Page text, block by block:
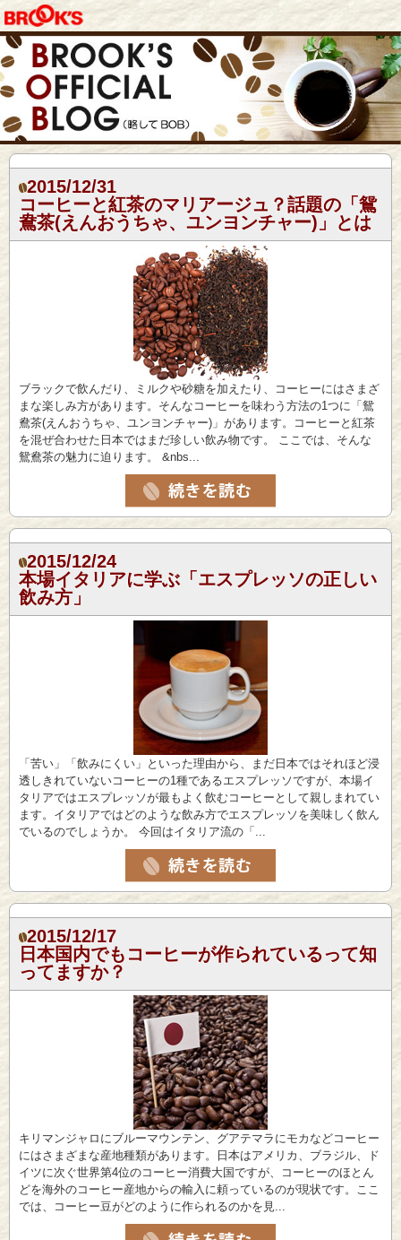
2015/12/31
コーヒーと紅茶のマリアージュ？話題の「鴛
鴦茶(えんおうちゃ、ユンヨンチャー)」とは
ブラックで飲んだり、ミルクや砂糖を加えたり、コーヒーにはさまざ
まな楽しみ方があります。そんなコーヒーを味わう方法の1つに「鴛
鴦茶(えんおうちゃ、ユンヨンチャー)」があります。コーヒーと紅茶
を混ぜ合わせた日本ではまだ珍しい飲み物です。 ここでは、そんな
鴛鴦茶の魅力に迫ります。 &nbs...
2015/12/24
本場イタリアに学ぶ「エスプレッソの正しい
飲み方」
「苦い」「飲みにくい」といった理由から、まだ日本ではそれほど浸
透しきれていないコーヒーの1種であるエスプレッソですが、本場イ
タリアではエスプレッソが最もよく飲むコーヒーとして親しまれてい
ます。イタリアではどのような飲み方でエスプレッソを美味しく飲ん
でいるのでしょうか。 今回はイタリア流の「...
2015/12/17
日本国内でもコーヒーが作られているって知
ってますか？
キリマンジャロにブルーマウンテン、グアテマラにモカなどコーヒー
にはさまざまな産地種類があります。日本はアメリカ、ブラジル、ド
イツに次ぐ世界第4位のコーヒー消費大国ですが、コーヒーのほとん
どを海外のコーヒー産地からの輸入に頼っているのが現状です。ここ
では、コーヒー豆がどのように作られるのかを見...